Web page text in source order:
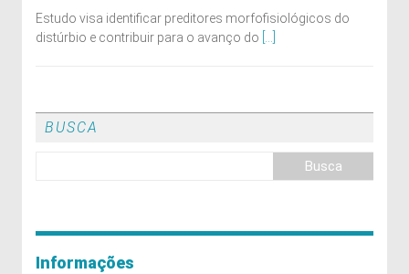
Estudo visa identificar preditores morfofisiológicos do
distúrbio e contribuir para o avanço do
BUSCA
Informações